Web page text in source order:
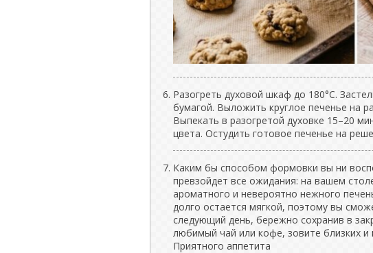
Разогреть духовой шкаф до 180°C.
бумагой. Выложить круглое печенье на
Выпекать в разогретой духовке 15–20
цвета. Остудить готовое печенье на
Каким бы способом формовки вы ни
превзойдет все ожидания: на вашем
ароматного и невероятно нежного
долго остается мягкой, поэтому вы
следующий день, бережно сохранив в
любимый чай или кофе, зовите близких
Приятного аппетита